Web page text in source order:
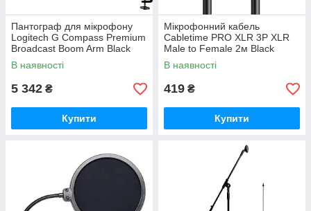
Пантограф для мікрофону
Logitech G Compass Premium
Broadcast Boom Arm Black
(955-000076)
В наявності
5 342 ₴
Купити
Мікрофонний кабель
Cabletime PRO XLR 3P XLR
Male to Female 2м Black
(CF24L)
В наявності
419 ₴
Купити